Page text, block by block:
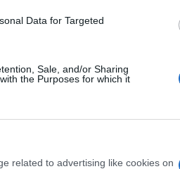
Data for Targeted
Sale, and/or Sharing
the Purposes for which it
related to advertising like cookies on